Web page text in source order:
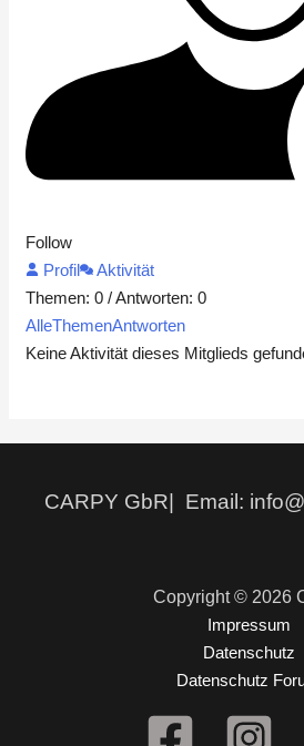
Follow
Profil
Aktivität
Themen: 0 /Antworten: 0
AlleThemenAntworten
Keine Aktivität dieses Mitglieds
CARPY GbR| Email:
Copyright © 2026
Impressum
Datenschutz
Datenschutz